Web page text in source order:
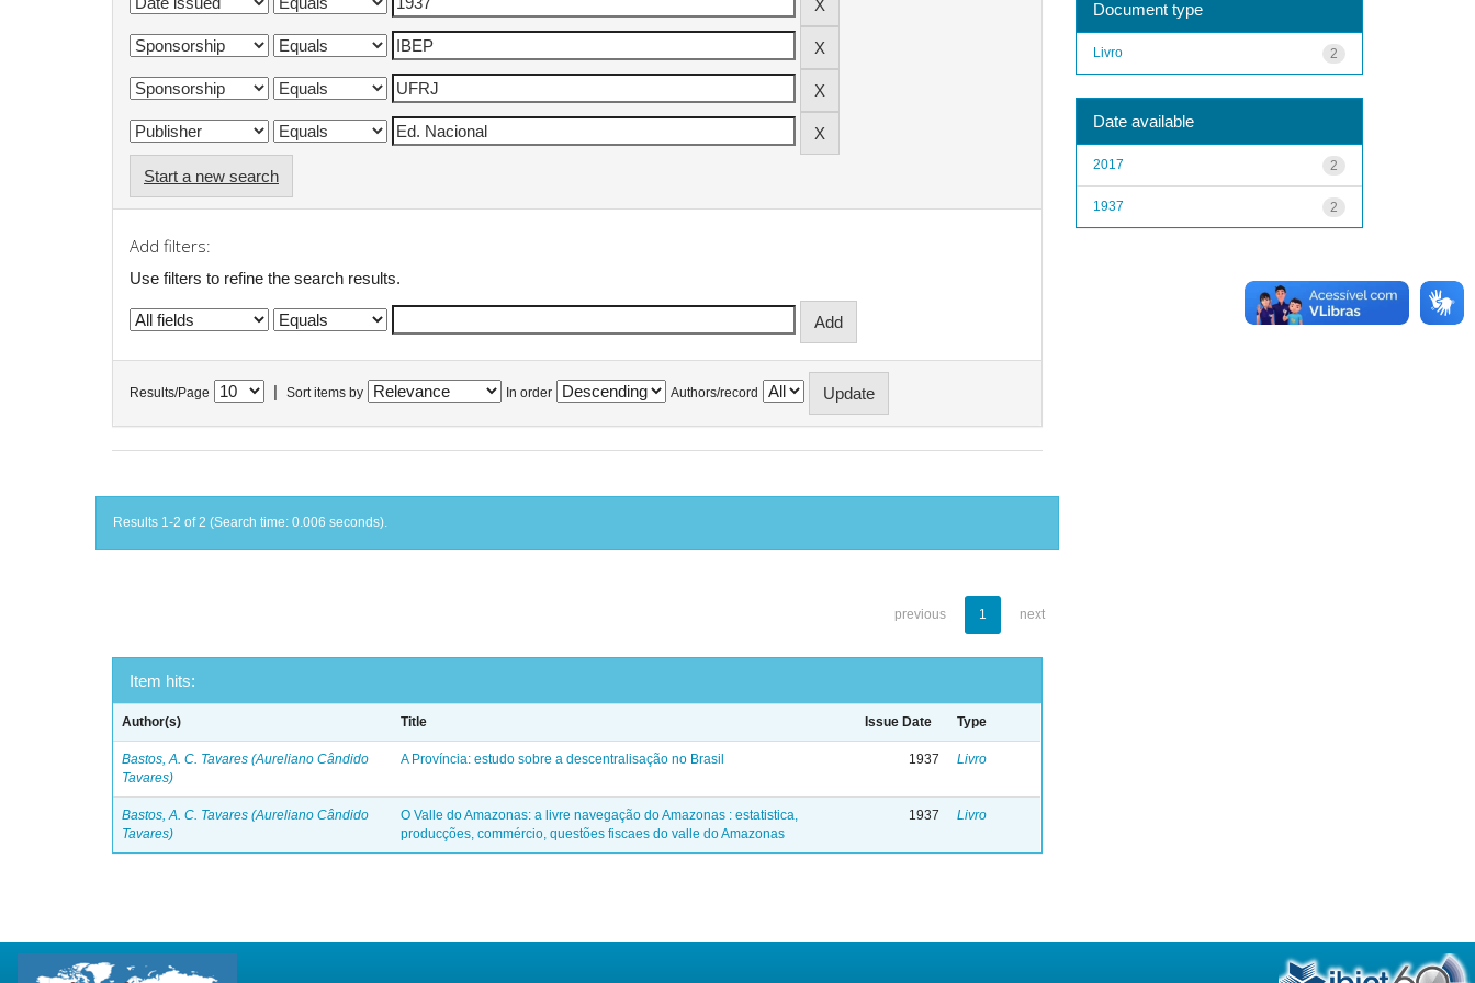
Start a new search
Add filters:
Use filters to refine the search results.
Results/Page Sort items by In order Authors/record
Results 1-2 of 2 (Search time: 0.006 seconds).
previous 1 next
Item hits:
Author(s) Title Issue Date Type
Bastos, A. C. Tavares (Aureliano Cândido
Tavares)
A Província: estudo sobre a descentralisação no Brasil 1937 Livro
Bastos, A. C. Tavares (Aureliano Cândido
Tavares)
O Valle do Amazonas: a livre navegação do Amazonas : estatistica,
producções, commércio, questões fiscaes do valle do Amazonas
1937 Livro
Document type
2
Livro
Date available
2
2017
2
1937